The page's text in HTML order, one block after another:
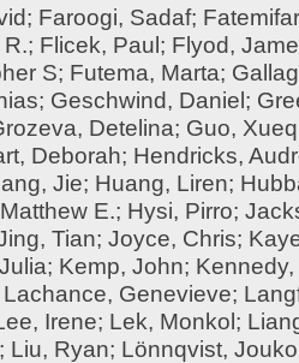
; Faroogi, Sadaf;
; Flicek, Paul ; Flyod,
S; Futema, Marta;
; Geschwind, Daniel ;
Detelina; Guo,
Deborah; Hendricks,
Jie; Huang, Liren;
E.; Hysi, Pirro;
Tian; Joyce, Chris;
; Kemp, John;
Lachance, Genevieve;
Irene; Lek, Monkol ;
; Liu, Ryan; Lönnqvist, Jouko